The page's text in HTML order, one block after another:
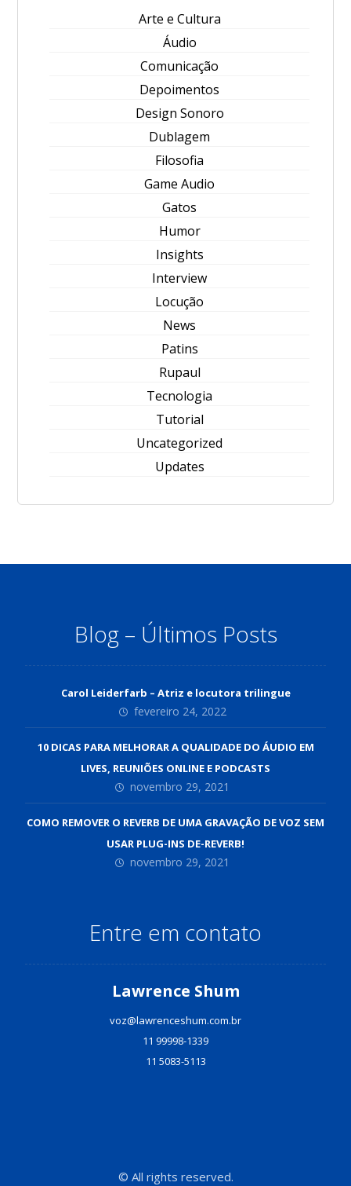
Arte e Cultura
Áudio
Comunicação
Depoimentos
Design Sonoro
Dublagem
Filosofia
Game Audio
Gatos
Humor
Insights
Interview
Locução
News
Patins
Rupaul
Tecnologia
Tutorial
Uncategorized
Updates
Blog – Últimos Posts
Carol Leiderfarb – Atriz e locutora trilingue
fevereiro 24, 2022
10 DICAS PARA MELHORAR A QUALIDADE DO ÁUDIO EM
LIVES, REUNIÕES ONLINE E PODCASTS
novembro 29, 2021
COMO REMOVER O REVERB DE UMA GRAVAÇÃO DE VOZ SEM
USAR PLUG-INS DE-REVERB!
novembro 29, 2021
Entre em contato
Lawrence Shum
voz@lawrenceshum.com.br
11 99998-1339
11 5083-5113
© All rights reserved.